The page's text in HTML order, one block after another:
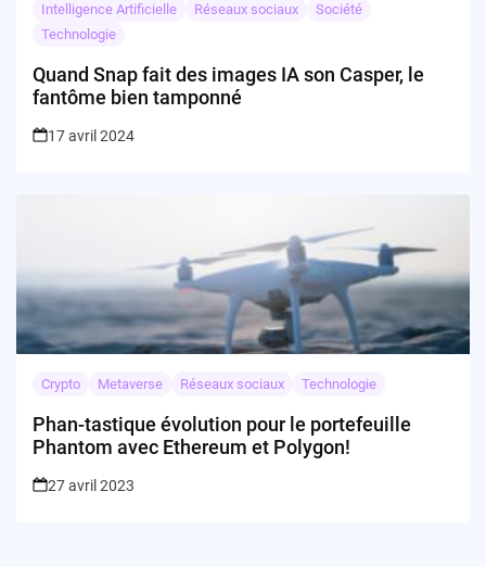
Intelligence Artificielle Réseaux sociaux
Société
Technologie
Quand Snap fait des images IA son Casper, le
fantôme bien tamponné
17 avril 2024
Crypto Metaverse Réseaux sociaux Technologie
Phan-tastique évolution pour le portefeuille
Phantom avec Ethereum et Polygon!
27 avril 2023